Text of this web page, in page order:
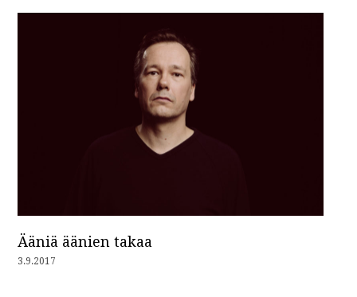
Ääniä äänien takaa
3.9.2017